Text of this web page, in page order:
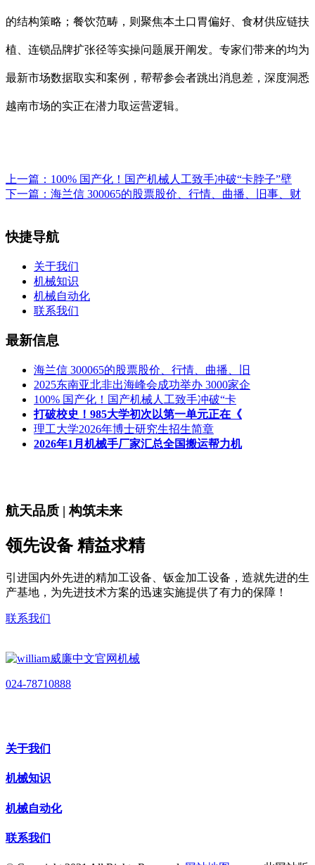
的结构策略；餐饮范畴，则聚焦本土口胃偏好、食材供应链扶
植、连锁品牌扩张径等实操问题展开阐发。专家们带来的均为
最新市场数据取实和案例，帮帮参会者跳出消息差，深度洞悉
越南市场的实正在潜力取运营逻辑。
上一篇： 100% 国产化！国产机械人工致手冲破“卡脖子”壁
下一篇： 海兰信 300065的股票股价、行情、曲播、旧事、财
快捷导航
关于我们
机械知识
机械自动化
联系我们
最新信息
海兰信 300065的股票股价、行情、曲播、旧
2025东南亚北非出海峰会成功举办 3000家企
100% 国产化！国产机械人工致手冲破“卡
打破校史！985大学初次以第一单元正在《
理工大学2026年博士研究生招生简章
2026年1月机械手厂家汇总全国搬运帮力机
航天品质 | 构筑未来
领先设备 精益求精
引进国内外先进的精加工设备、钣金加工设备，造就先进的生
产基地，为先进技术方案的迅速实施提供了有力的保障！
联系我们
024-78710888
关于我们
机械知识
机械自动化
联系我们